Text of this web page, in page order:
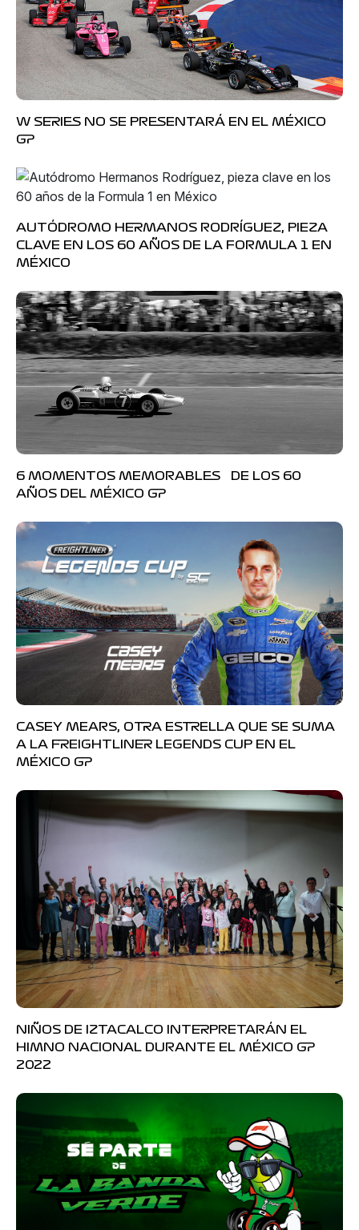
W SERIES NO SE PRESENTARÁ EN EL MÉXICO
GP
AUTÓDROMO HERMANOS RODRÍGUEZ, PIEZA
CLAVE EN LOS 60 AÑOS DE LA FORMULA 1 EN
MÉXICO
6 MOMENTOS MEMORABLES DE LOS 60
AÑOS DEL MÉXICO GP
CASEY MEARS, OTRA ESTRELLA QUE SE SUMA
A LA FREIGHTLINER LEGENDS CUP EN EL
MÉXICO GP
NIÑOS DE IZTACALCO INTERPRETARÁN EL
HIMNO NACIONAL DURANTE EL MÉXICO GP
2022